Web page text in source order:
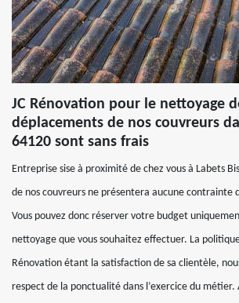
JC Rénovation pour le nettoyage
déplacements de nos couvreurs
64120 sont sans frais
Entreprise sise à proximité de chez vous à Labets
de nos couvreurs ne présentera aucune contrainte
Vous pouvez donc réserver votre budget
nettoyage que vous souhaitez effectuer. La
Rénovation étant la satisfaction de sa clientèle,
respect de la ponctualité dans l’exercice du métier.